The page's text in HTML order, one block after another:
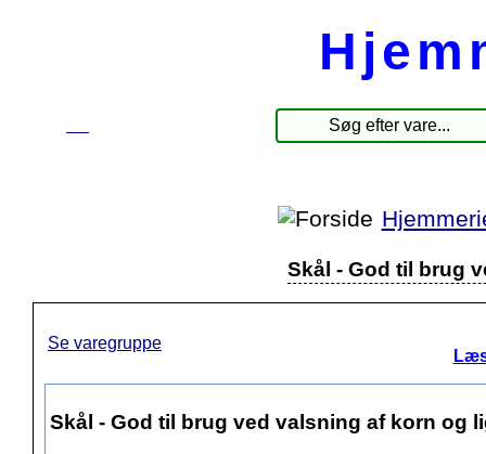
Skål - God til brug
Se varegruppe
Skål - God til brug ved valsning af korn og